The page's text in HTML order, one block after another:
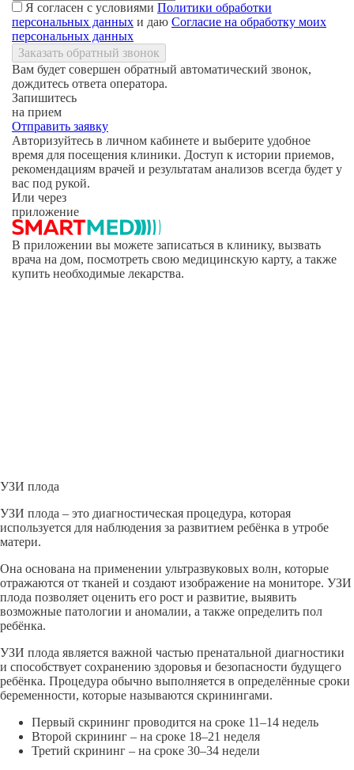
Я согласен с условиями Политики обработки
персональных данных и даю Согласие на обработку моих
персональных данных
Заказать обратный звонок
Вам будет совершен обратный автоматический звонок,
дождитесь ответа оператора.
Запишитесь
на прием
Отправить заявку
Авторизуйтесь в личном кабинете и выберите удобное
время для посещения клиники. Доступ к истории приемов,
рекомендациям врачей и результатам анализов всегда будет у
вас под рукой.
Или через
приложение
В приложении вы можете записаться в клинику, вызвать
врача на дом, посмотреть свою медицинскую карту, а также
купить необходимые лекарства.
УЗИ плода
УЗИ плода – это диагностическая процедура, которая
используется для наблюдения за развитием ребёнка в утробе
матери.
Она основана на применении ультразвуковых волн, которые
отражаются от тканей и создают изображение на мониторе. УЗИ
плода позволяет оценить его рост и развитие, выявить
возможные патологии и аномалии, а также определить пол
ребёнка.
УЗИ плода является важной частью пренатальной диагностики
и способствует сохранению здоровья и безопасности будущего
ребёнка. Процедура обычно выполняется в определённые сроки
беременности, которые называются скринингами.
Первый скрининг проводится на сроке 11–14 недель
Второй скрининг – на сроке 18–21 неделя
Третий скрининг – на сроке 30–34 недели